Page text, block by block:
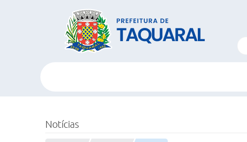
Notícias